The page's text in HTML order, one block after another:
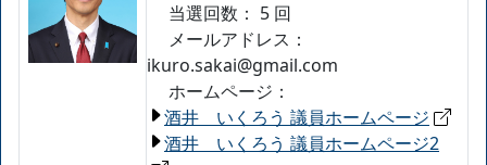
当選回数： 5 回
メールアドレス：
ikuro.sakai@gmail.com
ホームページ：
酒井 いくろう 議員ホームページ
酒井 いくろう 議員ホームページ2